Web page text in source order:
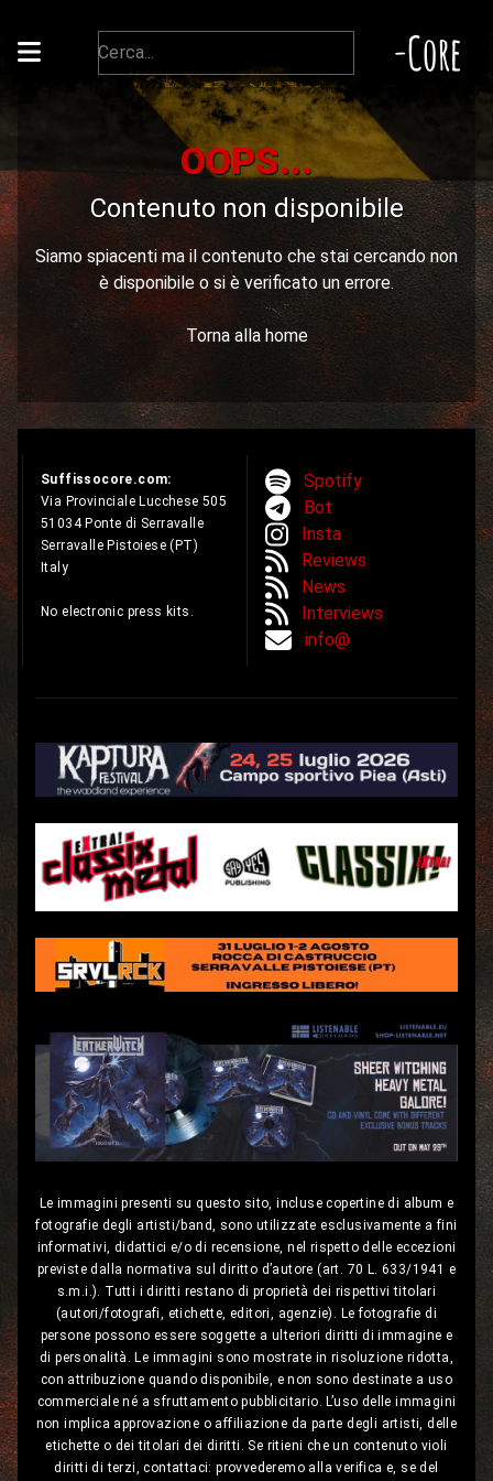
-Core
OOPS...
Contenuto non disponibile
Siamo spiacenti ma il contenuto che stai cercando non
è disponibile o si è verificato un errore.
Torna alla home
Suffissocore.com:
Via Provinciale Lucchese 505
51034 Ponte di Serravalle
Serravalle Pistoiese (PT)
Italy
No electronic press kits.
Spotify
Bot
Insta
Reviews
News
Interviews
info@
Le immagini presenti su questo sito, incluse copertine di album e
fotografie degli artisti/band, sono utilizzate esclusivamente a fini
informativi, didattici e/o di recensione, nel rispetto delle eccezioni
previste dalla normativa sul diritto d’autore (art. 70 L. 633/1941 e
s.m.i.). Tutti i diritti restano di proprietà dei rispettivi titolari
(autori/fotografi, etichette, editori, agenzie). Le fotografie di
persone possono essere soggette a ulteriori diritti di immagine e
di personalità. Le immagini sono mostrate in risoluzione ridotta,
con attribuzione quando disponibile, e non sono destinate a uso
commerciale né a sfruttamento pubblicitario. L’uso delle immagini
non implica approvazione o affiliazione da parte degli artisti, delle
etichette o dei titolari dei diritti. Se ritieni che un contenuto violi
diritti di terzi, contattaci: provvederemo alla verifica e, se del